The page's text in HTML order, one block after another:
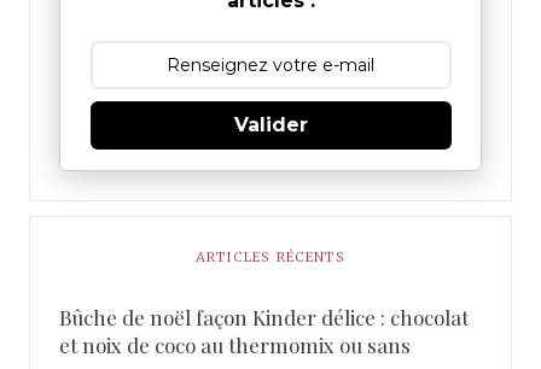
Valider
ARTICLES RÉCENTS
Bûche de noël façon Kinder délice : chocolat
et noix de coco au thermomix ou sans